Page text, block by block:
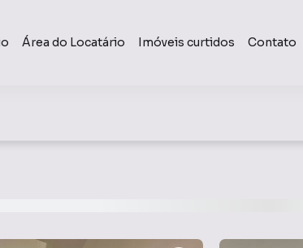
Área do Locatário Imóveis curtidos Contato